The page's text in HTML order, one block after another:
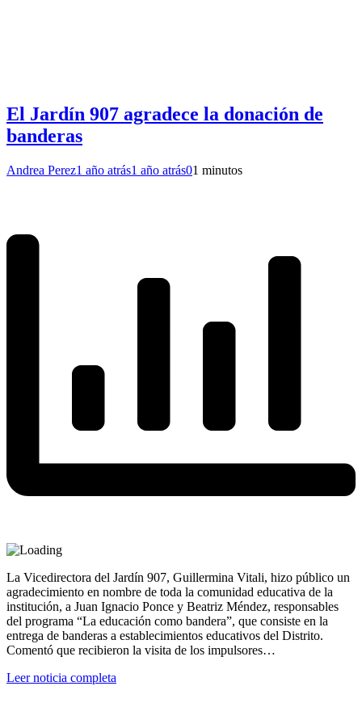
El Jardín 907 agradece la donación de
banderas
Andrea Perez1 año atrás1 año atrás01 minutos
La Vicedirectora del Jardín 907, Guillermina Vitali, hizo público un
agradecimiento en nombre de toda la comunidad educativa de la
institución, a Juan Ignacio Ponce y Beatriz Méndez, responsables
del programa “La educación como bandera”, que consiste en la
entrega de banderas a establecimientos educativos del Distrito.
Comentó que recibieron la visita de los impulsores…
Leer noticia completa